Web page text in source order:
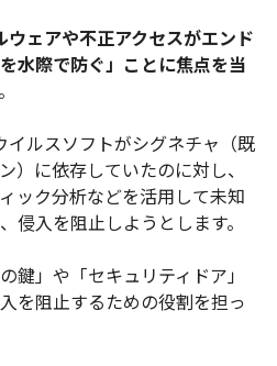
ウェアや不正アクセスがエンド
水際で防ぐ」ことに焦点を当
イルスソフトがシグネチャ（既
）に依存していたのに対し、
ック分析などを活用して未知
侵入を阻止しようとします。
鍵」や「セキュリティドア」
を阻止するための役割を担っ